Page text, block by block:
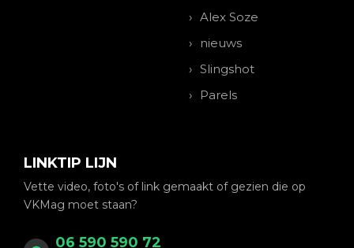
Alex Soze
nieuws
Slingshot
Parels
LINKTIP LIJN
Vette video, foto's of link gemaakt of gezien die op
VKMag moet staan?
06 590 590 72